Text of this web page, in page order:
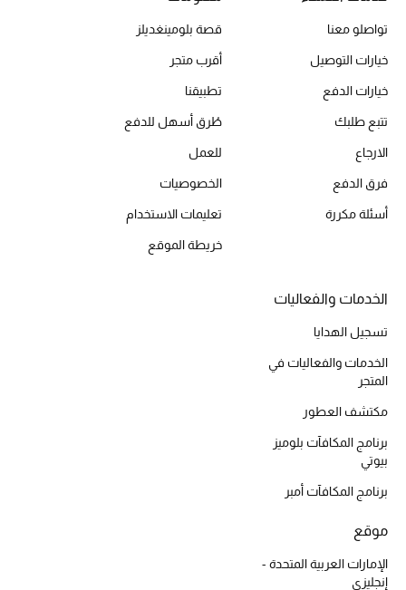
أحذية مختارة
تسوقوا الأحذية
جميع مستحضرات الجمال
الجديد في عالم الجمال
الأكثر مبيعاً
مكتشف العطور
العناية بالبشرة
تواصلو معنا
خيارات التوصيل
خيارات الدفع
تتبع طلبك
الارجاع
فرق الدفع
أسئلة مكررة
قصة بلومينغديلز
أقرب متجر
تطبيقنا
طُرق أسهل للدفع
للعمل
الخصوصيات
تعليمات الاستخدام
خريطة الموقع
الخدمات والفعاليات
تسجيل الهدايا
الخدمات والفعاليات في
المتجر
مكتشف العطور
برنامج المكافآت بلوميز
بيوتي
برنامج المكافآت أمبر
موقع
الإمارات العربية المتحدة -
إنجليزي